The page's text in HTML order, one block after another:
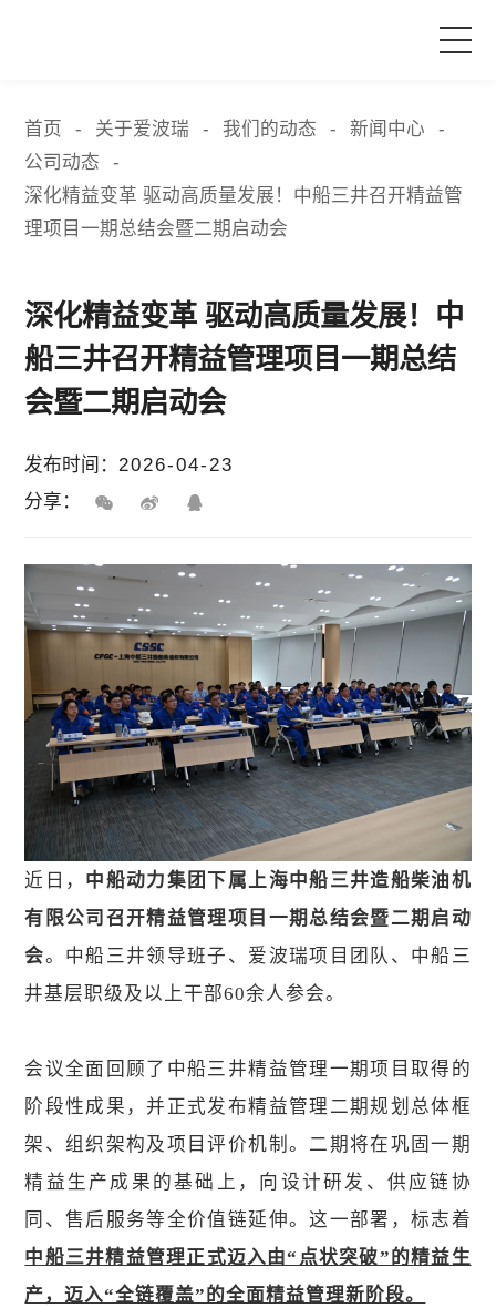
案例中心
关于爱波瑞
首页 - 关于爱波瑞 - 我们的动态 - 新闻中心
-
公司动态
-
深化精益变革 驱动高质量发展！中船三井召开精益管
理项目一期总结会暨二期启动会
深化精益变革 驱动高质量发展！中
船三井召开精益管理项目一期总结
会暨二期启动会
发布时间：2026-04-23
分享：
近日， 中船动力集团下属上海中船三井造船柴油机
有限公司召开精益管理项目一期总结会暨二期启动
会。中船三井领导班子、爱波瑞项目团队、中船三
井基层职级及以上干部60余人参会。
会议全面回顾了中船三井精益管理一期项目取得的
阶段性成果，并正式发布精益管理二期规划总体框
架、组织架构及项目评价机制。二期将在巩固一期
精益生产成果的基础上，向设计研发、供应链协
同、售后服务等全价值链延伸。这一部署，标志着
中船三井精益管理正式迈入由“点状突破”的精益生
产，迈入“全链覆盖”的全面精益管理新阶段。